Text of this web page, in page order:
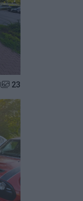
Liczba zdjęć w galerii:
23